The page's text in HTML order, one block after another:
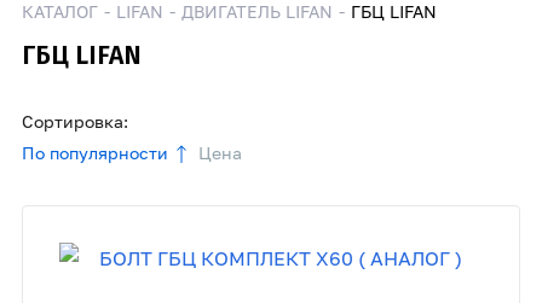
КАТАЛОГ LIFAN ДВИГАТЕЛЬ LIFAN ГБЦ LIFAN
ГБЦ LIFAN
Сортировка:
По популярности
Цена